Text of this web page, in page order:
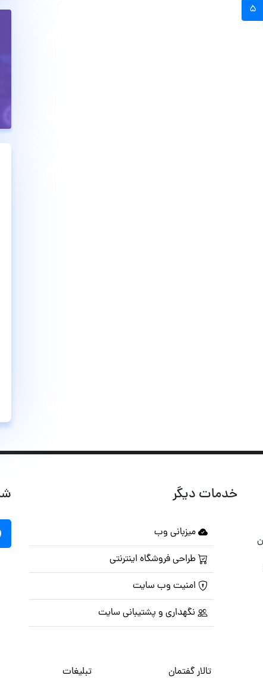
۵
خدمات دیگر
میزبانی وب
طراحی فروشگاه اینترنتی
امنیت وب سایت
نگهداری و پشتیبانی سایت
تالار گفتمان تبلیغات